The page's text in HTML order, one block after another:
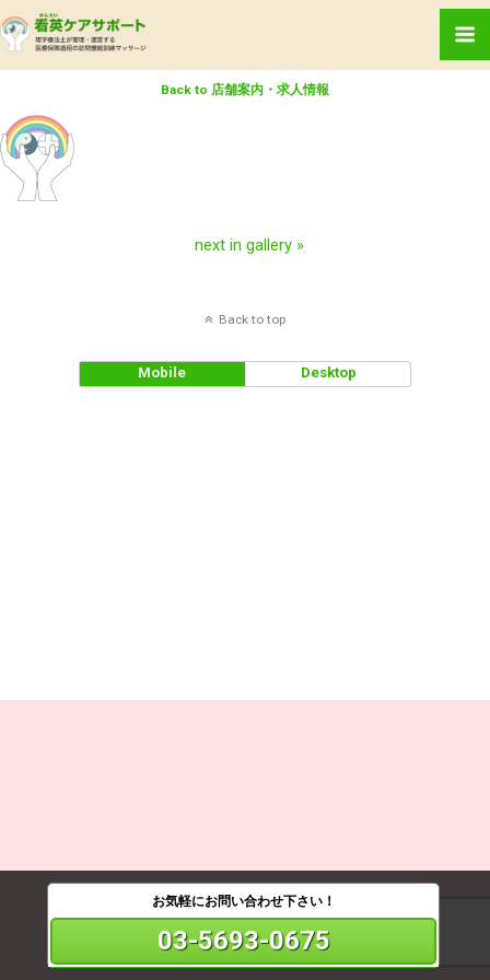
Back to 店舗案内・求人情報
next in gallery »
Back to top
Mobile Desktop
お気軽にお問い合わせ下さい！
03-5693-0675